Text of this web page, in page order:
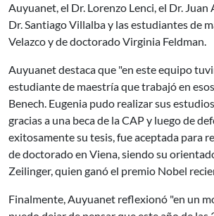
Auyuanet, el Dr. Lorenzo Lenci, el Dr. Juan
Dr. Santiago Villalba y las estudiantes de
Velazco y de doctorado Virginia Feldman.
Auyuanet destaca que "en este equipo
estudiante de maestría que trabajó en
Benech. Eugenia pudo realizar sus
gracias a una beca de la CAP y luego de
exitosamente su tesis, fue aceptada para
de doctorado en Viena, siendo su
Zeilinger, quien ganó el premio Nobel
Finalmente, Auyuanet reflexionó "en un